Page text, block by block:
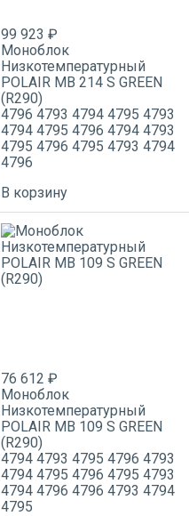
99 923 ₽
Моноблок
Низкотемпературный
POLAIR MB 214 S GREEN
(R290)
4796 4793 4794 4795 4793
4794 4795 4796 4794 4793
4795 4796 4795 4793 4794
4796
В корзину
76 612 ₽
Моноблок
Низкотемпературный
POLAIR MB 109 S GREEN
(R290)
4794 4793 4795 4796 4793
4794 4795 4796 4795 4793
4794 4796 4796 4793 4794
4795